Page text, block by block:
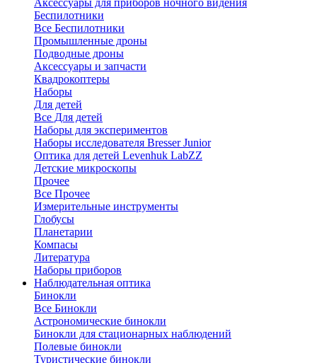
Аксессуары для приборов ночного видения
Беспилотники
Все Беспилотники
Промышленные дроны
Подводные дроны
Аксессуары и запчасти
Квадрокоптеры
Наборы
Для детей
Все Для детей
Наборы для экспериментов
Наборы исследователя Bresser Junior
Оптика для детей Levenhuk LabZZ
Детские микроскопы
Прочее
Все Прочее
Измерительные инструменты
Глобусы
Планетарии
Компасы
Литература
Наборы приборов
Наблюдательная оптика
Бинокли
Все Бинокли
Астрономические бинокли
Бинокли для стационарных наблюдений
Полевые бинокли
Туристические бинокли